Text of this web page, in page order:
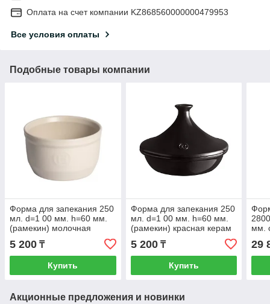
Оплата на счет компании KZ868560000000479953
Все условия оплаты
Подобные товары компании
Форма для запекания 250
мл. d=1 00 мм. h=60 мм.
(рамекин) молочная
керам Emile Henry /1/6/ ТП
5 200 ₸
Купить
Форма для запекания 250
мл. d=1 00 мм. h=60 мм.
(рамекин) красная керам
Emile Henry /1/6/ ТП
5 200₸
Купить
мм.
29
Акционные предложения и новинки